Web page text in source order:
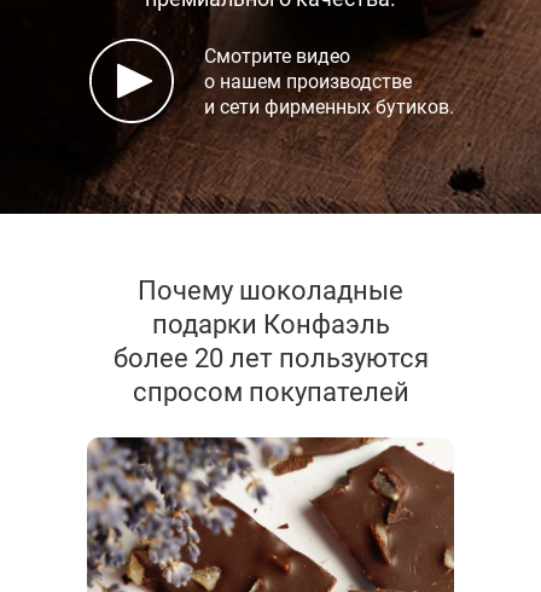
Смотрите видео
о нашем производстве
и сети фирменных бутиков.
Почему шоколадные
подарки Конфаэль
более 20 лет пользуются
спросом покупателей